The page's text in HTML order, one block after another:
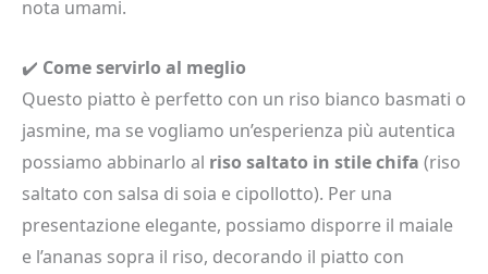
nota umami.
✔️ Come servirlo al meglio
Questo piatto è perfetto con un riso bianco basmati o
jasmine, ma se vogliamo un’esperienza più autentica
possiamo abbinarlo al riso saltato in stile chifa (riso
saltato con salsa di soia e cipollotto). Per una
presentazione elegante, possiamo disporre il maiale
e l’ananas sopra il riso, decorando il piatto con